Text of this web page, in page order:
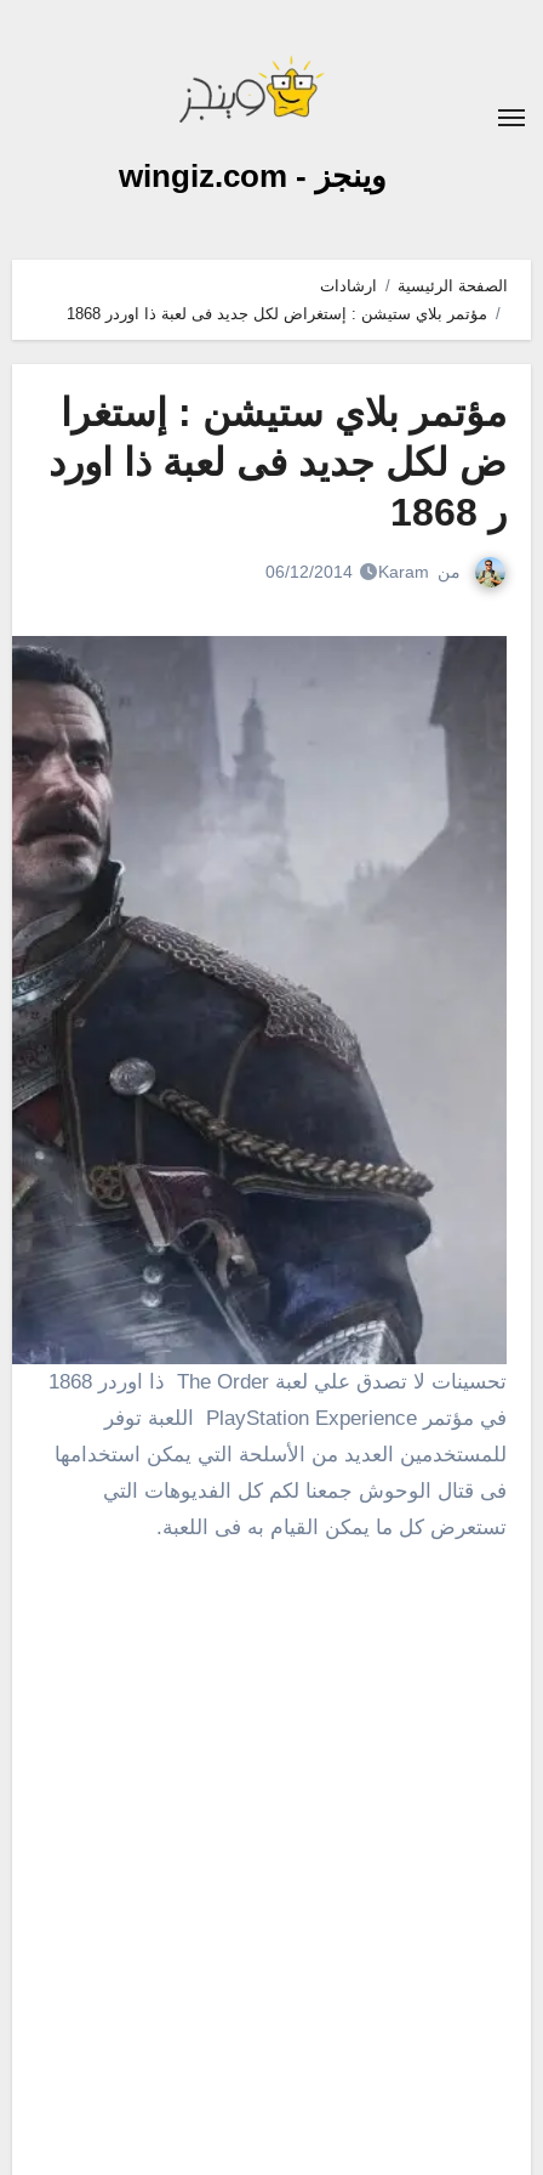
وينجز - wingiz.com
الصفحة الرئيسية
ارشادات
مؤتمر بلاي ستيشن : إستغراض لكل جديد فى لعبة ذا اوردر 1868
مؤتمر بلاي ستيشن : إستغرا
ض لكل جديد فى لعبة ذا اورد
ر 1868
من Karam
06/12/2014
تحسينات لا تصدق علي لعبة The Order ذا اوردر 1868
في مؤتمر PlayStation Experience اللعبة توفر
للمستخدمين العديد من الأسلحة التي يمكن استخدامها
فى قتال الوحوش جمعنا لكم كل الفديوهات التي
تستعرض كل ما يمكن القيام به فى اللعبة.